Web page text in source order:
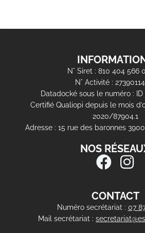
N° Siret : 810 404 566
N° Activité :
Datadocké sous le numéro : ID
Certifié Qualiopi depuis le mois
2020/87904.1
Adresse : 15 rue des baronnes
NOS
CONTACT
Numéro secrétariat : 07
Mail secrétariat :